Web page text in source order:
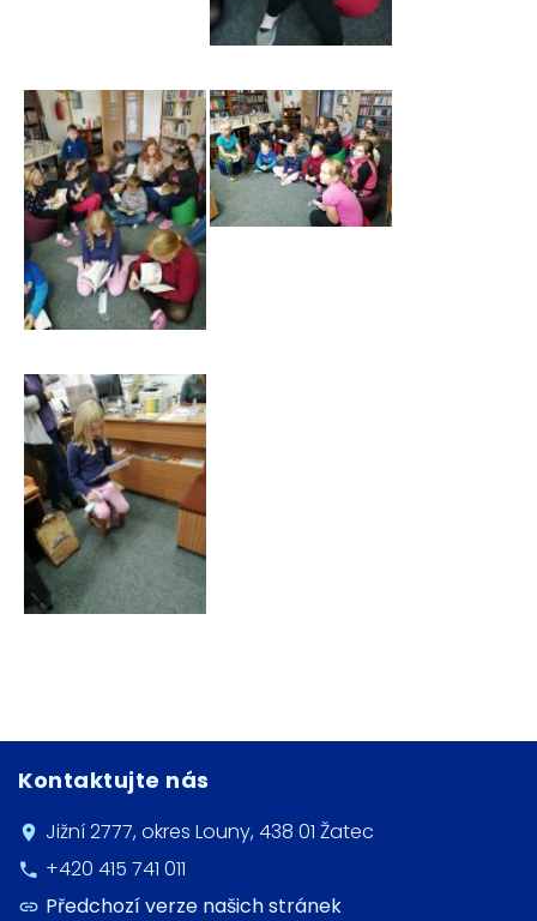
Kontaktujte nás
Jižní 2777, okres Louny, 438 01 Žatec
+420 415 741 011
Předchozí verze našich stránek